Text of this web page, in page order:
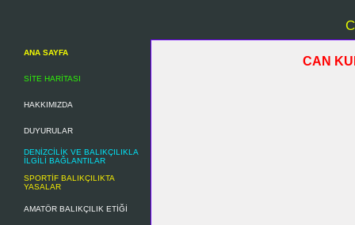
ANA SAYFA
SİTE HARİTASI
HAKKIMIZDA
DUYURULAR
DENİZCİLİK VE BALIKÇILIKLA
İLGİLİ BAĞLANTILAR
SPORTİF BALIKÇILIKTA
YASALAR
AMATÖR BALIKÇILIK ETİĞİ
CAN